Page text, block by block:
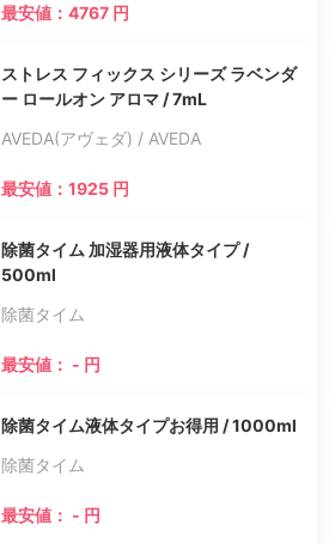
最安値：4767 円
ストレス フィックス シリーズ ラベンダ
ー ロールオン アロマ / 7mL
AVEDA(アヴェダ) / AVEDA
最安値：1925 円
除菌タイム 加湿器用液体タイプ /
500ml
除菌タイム
最安値： - 円
除菌タイム液体タイプお得用 / 1000ml
除菌タイム
最安値： - 円